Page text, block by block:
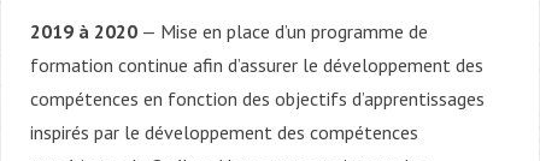
2019 à 2020 — Mise en place d’un programme de
formation continue afin d’assurer le développement des
compétences en fonction des objectifs d’apprentissages
inspirés par le développement des compétences